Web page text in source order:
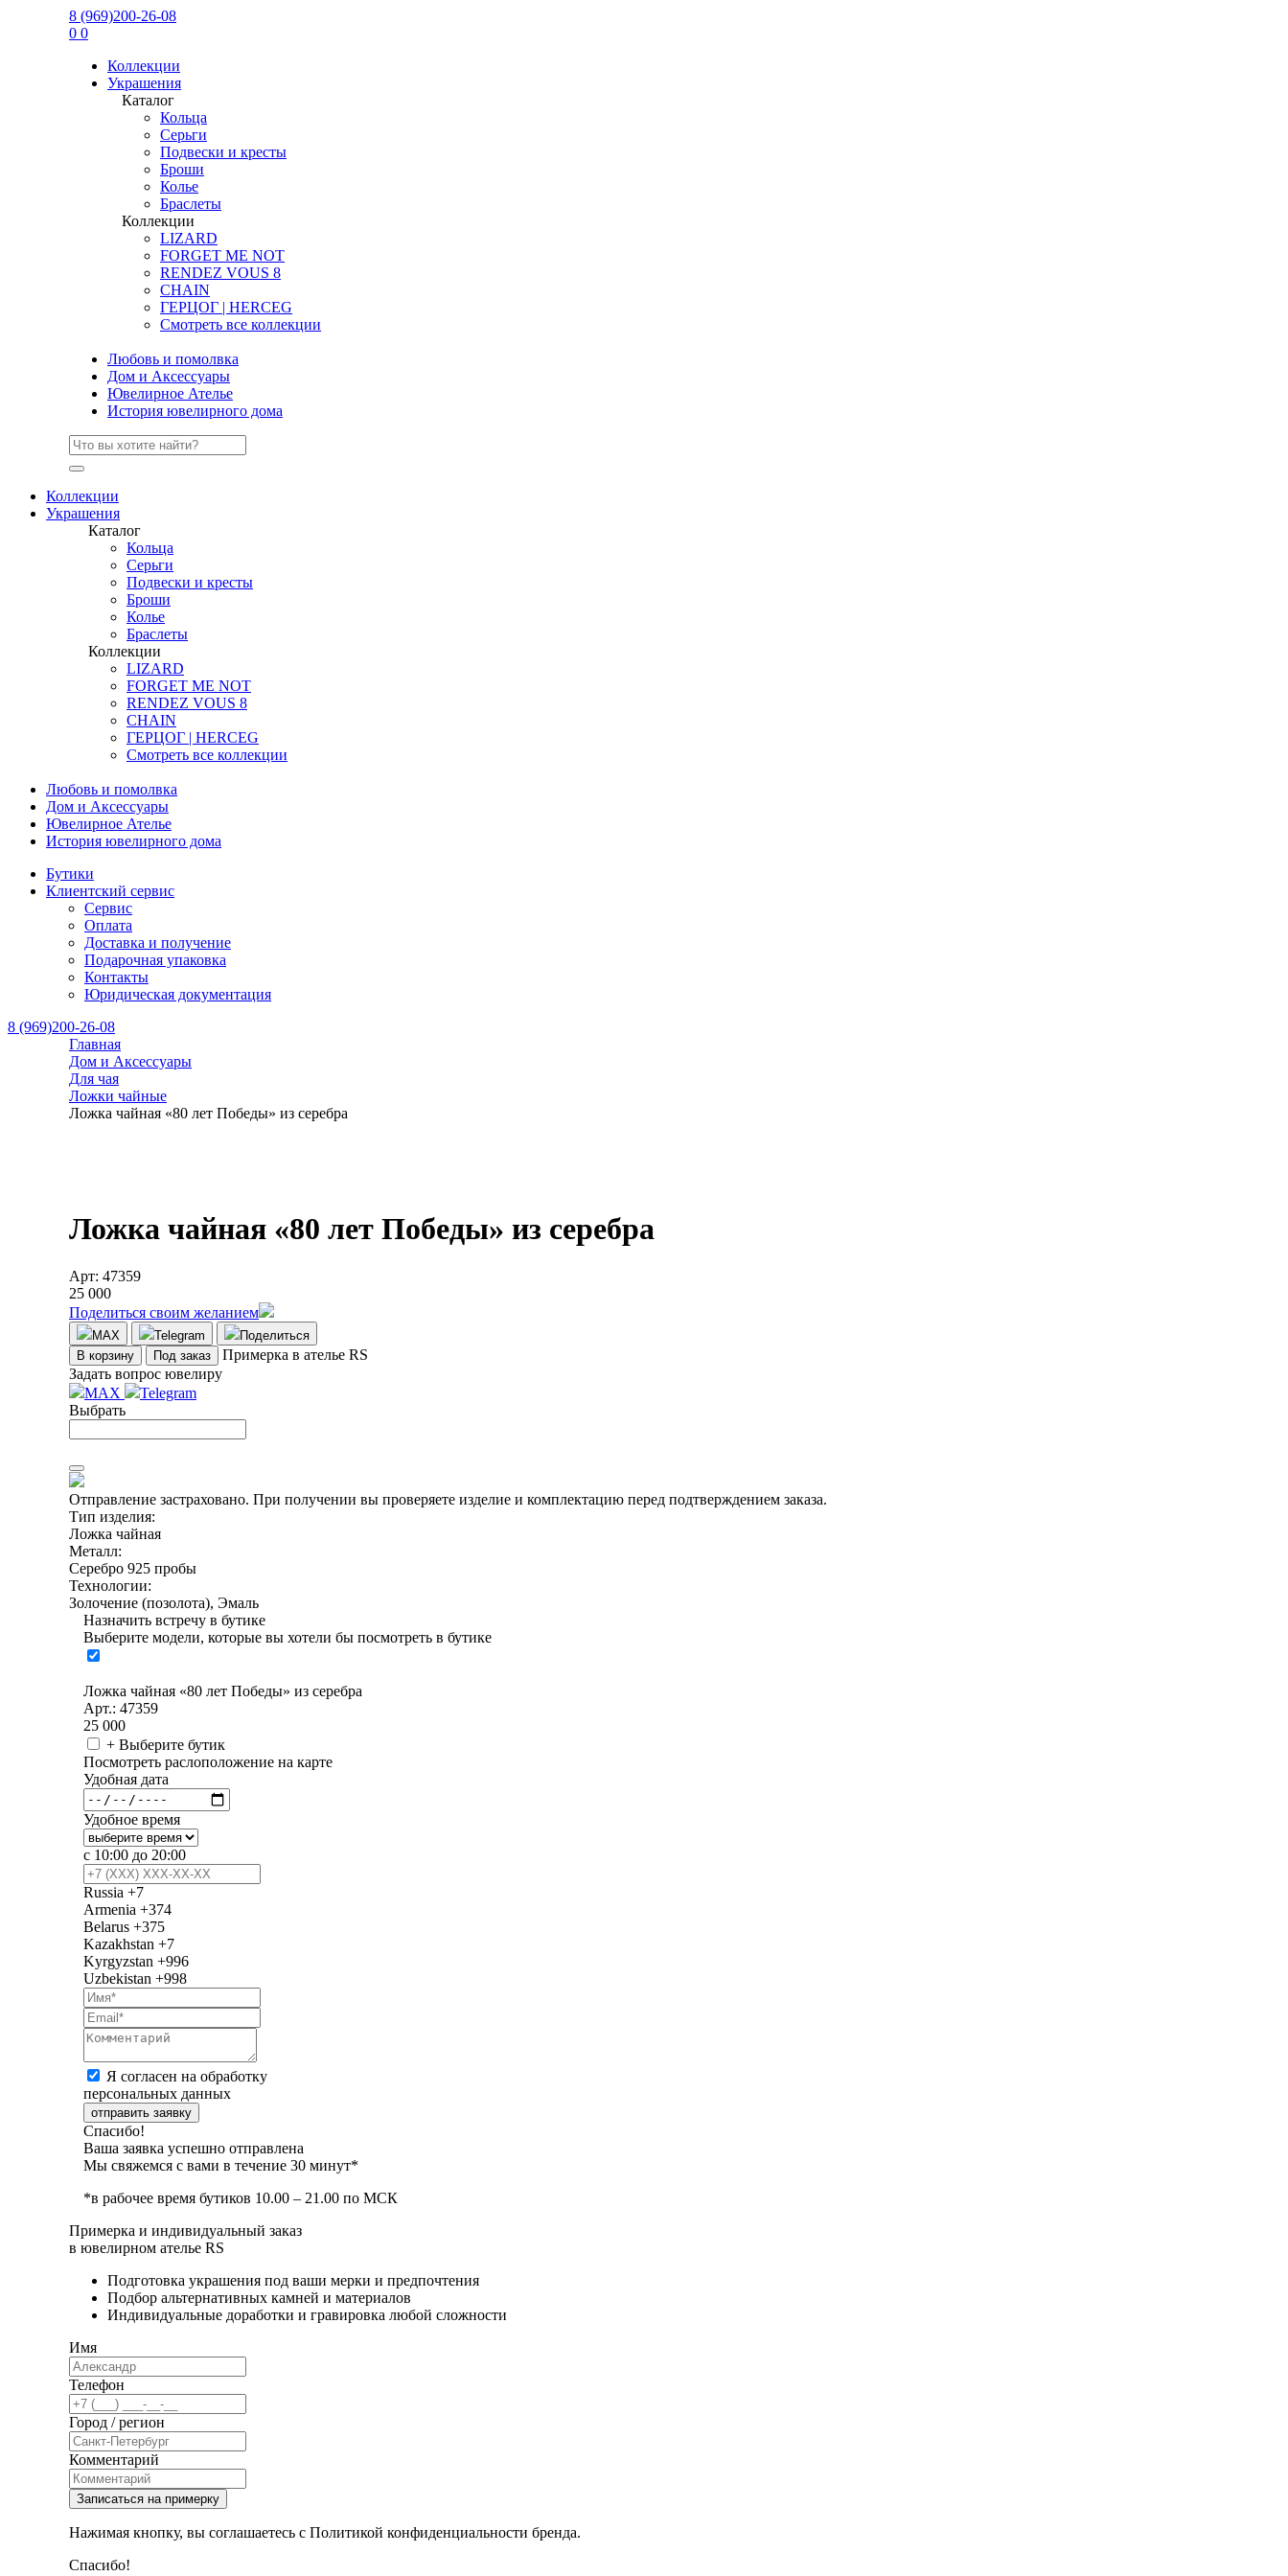
8 (969)200-26-08
0 0
Коллекции
Украшения
Каталог
Кольца
Серьги
Подвески и кресты
Броши
Колье
Браслеты
Коллекции
LIZARD
FORGET ME NOT
RENDEZ VOUS 8
CHAIN
ГЕРЦОГ | HERCEG
Смотреть все коллекции
Любовь и помолвка
Дом и Аксессуары
Ювелирное Ателье
История ювелирного дома
Коллекции
Украшения
Каталог
Кольца
Серьги
Подвески и кресты
Броши
Колье
Браслеты
Коллекции
LIZARD
FORGET ME NOT
RENDEZ VOUS 8
CHAIN
ГЕРЦОГ | HERCEG
Смотреть все коллекции
Любовь и помолвка
Дом и Аксессуары
Ювелирное Ателье
История ювелирного дома
Бутики
Клиентский сервис
Сервис
Оплата
Доставка и получение
Подарочная упаковка
Контакты
Юридическая документация
8 (969)200-26-08
Главная
Дом и Аксессуары
Для чая
Ложки чайные
Ложка чайная «80 лет Победы» из серебра
Ложка чайная «80 лет Победы» из серебра
Арт: 47359
25 000
Поделиться своим желанием
MAX Telegram
Поделиться
В корзину
Под заказ
Примерка в ателье RS
Задать вопрос ювелиру
MAX
Telegram
Выбрать
Отправление застраховано. При получении вы проверяете изделие и комплектацию перед подтверждением заказа.
Тип изделия:
Ложка чайная
Металл:
Серебро 925 пробы
Технологии:
Золочение (позолота), Эмаль
Назначить встречу в бутике
Выберите модели, которые вы хотели бы посмотреть в бутике
Ложка чайная «80 лет Победы» из серебра
Арт.: 47359
25 000
+ Выберите бутик
Посмотреть раслоположение на карте
Удобная дата
Удобное время
с 10:00 до 20:00
Russia +7
Armenia +374
Belarus +375
Kazakhstan +7
Kyrgyzstan +996
Uzbekistan +998
Я согласен на обработку
персональных данных
отправить заявку
Спасибо!
Ваша заявка успешно отправлена
Мы свяжемся с вами в течение 30 минут*
*в рабочее время бутиков 10.00 – 21.00 по МСК
Примерка и индивидуальный заказ
в ювелирном ателье RS
Подготовка украшения под ваши мерки и предпочтения
Подбор альтернативных камней и материалов
Индивидуальные доработки и гравировка любой сложности
Имя
Телефон
Город / регион
Комментарий
Записаться на примерку
Нажимая кнопку, вы соглашаетесь с Политикой конфиденциальности бренда.
Спасибо!